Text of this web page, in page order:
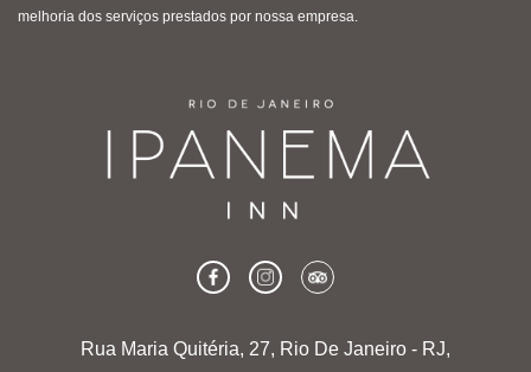
melhoria dos serviços prestados por nossa empresa.
Rua Maria Quitéria, 27, Rio De Janeiro - RJ,